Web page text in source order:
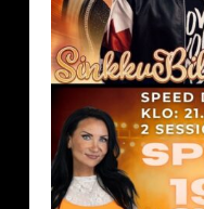
Deittisirkus
Speed
Dating,
Tulisuudelma/Hotelli
Vantaalla